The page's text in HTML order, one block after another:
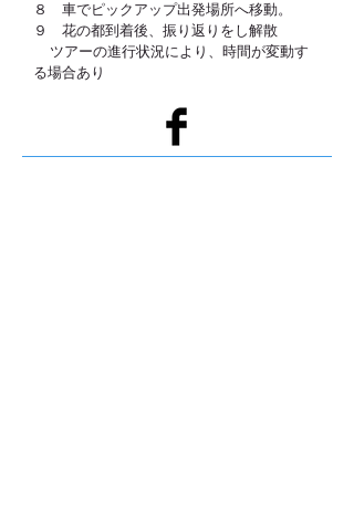
８ 車でピックアップ出発場所へ移動。
９ 花の都到着​後、振り返りをし解散
ツアーの進行状況により、時間が変動す
る場合あり